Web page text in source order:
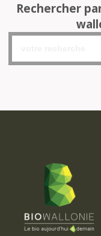
Rechercher